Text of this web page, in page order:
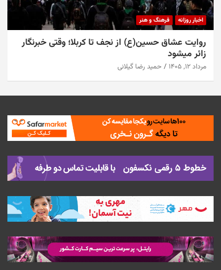
اخبار روزانه فرهنگ و هنر
روایت عشاق حسین(ع) از نجف تا کربلا؛ وقتی خبرنگار
زائر میشود
مرداد ۱۲, ۱۴۰۵ حمید رضا گیلانی